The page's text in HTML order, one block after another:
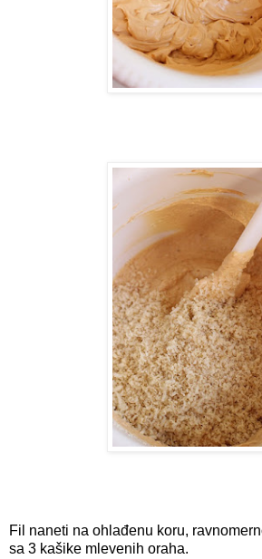
Fil naneti na ohlađenu koru,
sa 3 kašike mlevenih oraha.